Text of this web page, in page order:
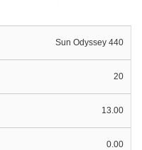
Sun Odyssey 440
20
13.00
0.00